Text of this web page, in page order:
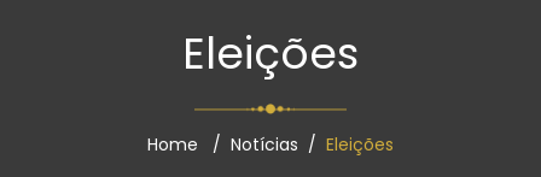
Eleições
Home Notícias Eleições